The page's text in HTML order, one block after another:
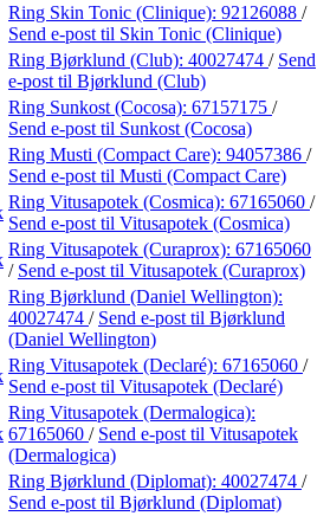
Ring Skin Tonic (Clinique): 92126088 /
Send e-post til Skin Tonic (Clinique)
Ring Bjørklund (Club): 40027474 / Send
e-post til Bjørklund (Club)
Ring Sunkost (Cocosa): 67157175 /
Send e-post til Sunkost (Cocosa)
Ring Musti (Compact Care): 94057386 /
Send e-post til Musti (Compact Care)
Ring Vitusapotek (Cosmica): 67165060 /
Send e-post til Vitusapotek (Cosmica)
Ring Vitusapotek (Curaprox): 67165060
/ Send e-post til Vitusapotek (Curaprox)
Ring Bjørklund (Daniel Wellington):
40027474 / Send e-post til Bjørklund
(Daniel Wellington)
Ring Vitusapotek (Declaré): 67165060 /
Send e-post til Vitusapotek (Declaré)
Ring Vitusapotek (Dermalogica):
67165060 / Send e-post til Vitusapotek
(Dermalogica)
Ring Bjørklund (Diplomat): 40027474 /
Send e-post til Bjørklund (Diplomat)